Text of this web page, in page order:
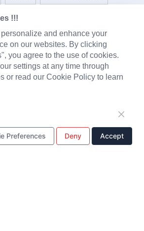
PCBA
ュール ヘッドセット
プラスチック部品
金型製造 生産センター
!!!
and enhance your
on our websites. By clicking
you agree to the use of cookies.
settings at any time through
or read our Cookie Policy to learn
Preferences Deny Accept